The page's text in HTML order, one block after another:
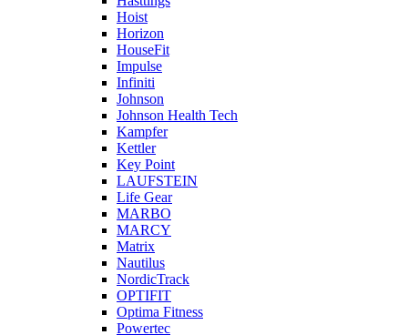
Hoist
Horizon
HouseFit
Impulse
Infiniti
Johnson
Johnson Health Tech
Kampfer
Kettler
Key Point
LAUFSTEIN
Life Gear
MARBO
MARCY
Matrix
Nautilus
NordicTrack
OPTIFIT
Optima Fitness
Powertec